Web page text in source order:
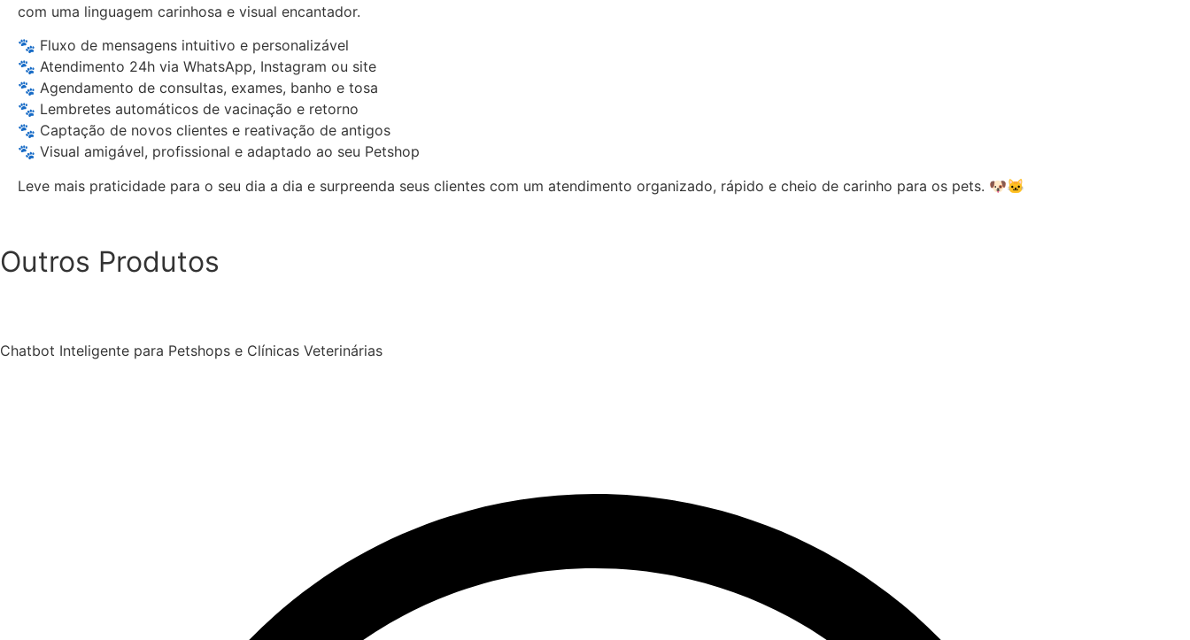
com uma linguagem carinhosa e visual encantador.
🐾 Fluxo de mensagens intuitivo e personalizável
🐾 Atendimento 24h via WhatsApp, Instagram ou site
🐾 Agendamento de consultas, exames, banho e tosa
🐾 Lembretes automáticos de vacinação e retorno
🐾 Captação de novos clientes e reativação de antigos
🐾 Visual amigável, profissional e adaptado ao seu Petshop
Leve mais praticidade para o seu dia a dia e surpreenda seus clientes com um atendimento organizado, rápido e cheio de carinho para os pets. 🐶🐱
Outros Produtos
Chatbot Inteligente para Petshops e Clínicas Veterinárias